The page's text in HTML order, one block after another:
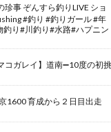
珍事 ぞんすら釣りLIVE ショ
#釣り #釣りガール #年
釣り#川釣り#水路#ハプニン
コガレイ】道南➖10度の初挑
1600 育成から２日目出走